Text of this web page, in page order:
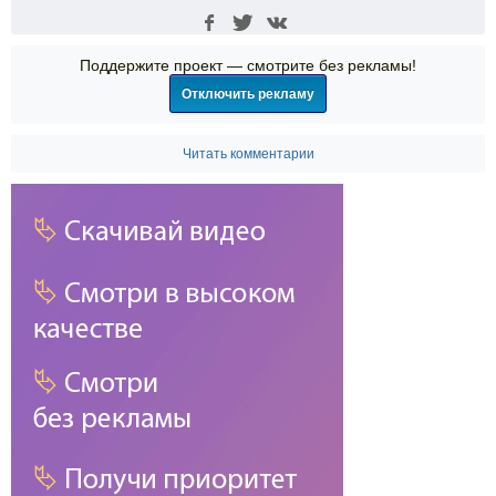
Поддержите проект — смотрите без рекламы!
Отключить рекламу
Читать комментарии